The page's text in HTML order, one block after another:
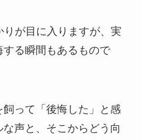
が目に入りますが、実
る瞬間もあるもので
って「後悔した」と感
声と、そこからどう向